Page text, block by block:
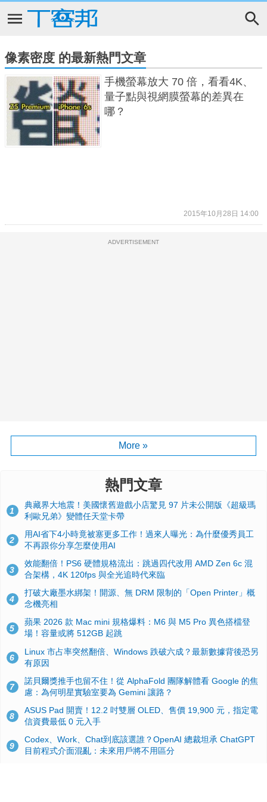
像素密度 的最新熱門文章
手機螢幕放大 70 倍，看看4K、
量子點與視網膜螢幕的差異在
哪？
2015年10月28日 14:00
ADVERTISEMENT
More »
熱門文章
1
典藏界大地震！美國懷舊遊戲小店驚見 97 片未公開版《超級瑪
利歐兄弟》變體任天堂卡帶
2
用AI省下4小時竟被塞更多工作！過來人曝光：為什麼優秀員工
不再跟你分享怎麼使用AI
3
效能翻倍！PS6 硬體規格流出：跳過四代改用 AMD Zen 6c 混
合架構，4K 120fps 與全光追時代來臨
4
打破大廠墨水綁架！開源、無 DRM 限制的「Open Printer」概
念機亮相
5
蘋果 2026 款 Mac mini 規格爆料：M6 與 M5 Pro 異色搭檔登
場！容量或將 512GB 起跳
6
Linux 市占率突然翻倍、Windows 跌破六成？最新數據背後恐另
有原因
7
諾貝爾獎推手也留不住！從 AlphaFold 團隊解體看 Google 的焦
慮：為何明星實驗室要為 Gemini 讓路？
8
ASUS Pad 開賣！12.2 吋雙層 OLED、售價 19,900 元，指定電
信資費最低 0 元入手
9
Codex、Work、Chat到底該選誰？OpenAI 總裁坦承 ChatGPT
目前程式介面混亂：未來用戶將不用區分